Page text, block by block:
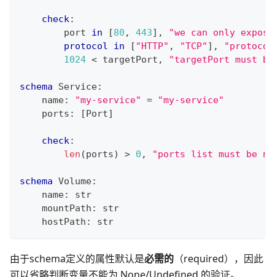
check:
        port
in [80 , 443] ,
"we can only
protocol
in [ "HTTP" , "TCP" ] ,
"protocol
1024 < targetPort , "targetPort must
schema Service:
    name
: "my-service" =
"my-service"
    ports
: [Port]
check:
len (ports) > 0 , "ports list must be
schema Volume:
    name
:
str
    mountPath
:
str
    hostPath
: str
由于schema定义的属性默认是必需的 （required），因此